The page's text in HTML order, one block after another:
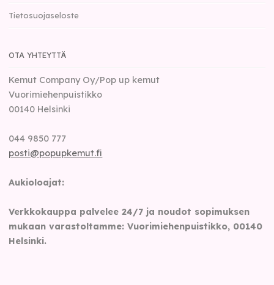
Tietosuojaseloste
OTA YHTEYTTÄ
Kemut Company Oy/Pop up kemut
Vuorimiehenpuistikko
00140 Helsinki
044 9850 777
posti@popupkemut.fi
Aukioloajat:
Verkkokauppa palvelee 24/7 ja noudot sopimuksen
mukaan varastoltamme: Vuorimiehenpuistikko, 00140
Helsinki.